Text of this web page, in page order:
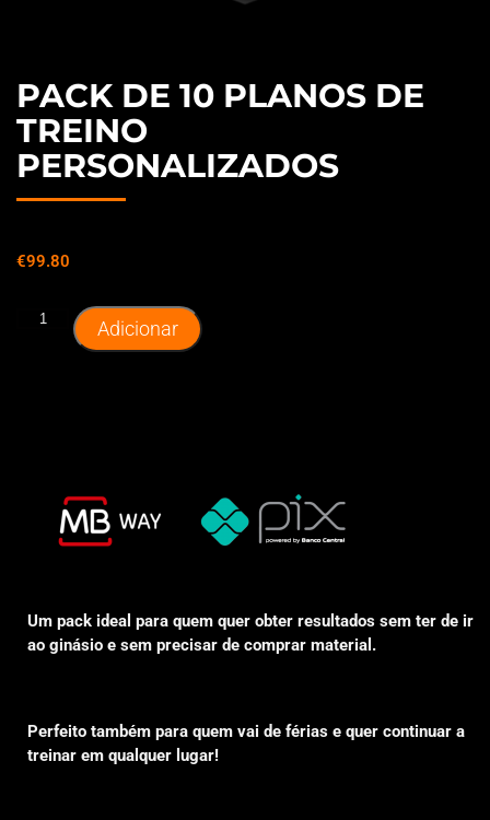
PACK DE 10 PLANOS DE
TREINO
PERSONALIZADOS
€99.80
Adicionar
Um pack ideal para quem quer obter resultados sem ter de ir
ao ginásio e sem precisar de comprar material.
Perfeito também para quem vai de férias e quer continuar a
treinar em qualquer lugar!